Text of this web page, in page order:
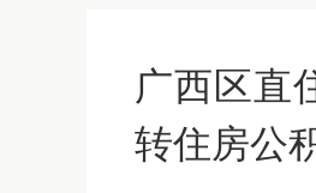
广西区直
转住房公